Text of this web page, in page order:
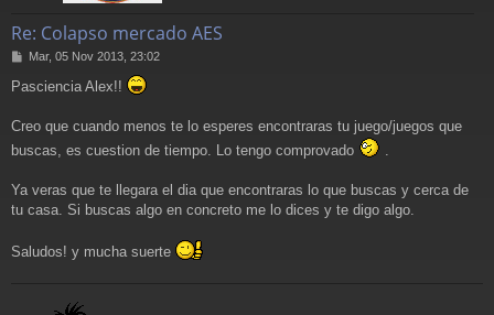
Re: Colapso mercado AES
M
n
a
e
Mar, 05 Nov 2013, 23:02
Pasciencia Alex!!
Creo que cuando menos te lo esperes encontraras tu juego/juegos que
buscas, es cuestion de tiempo. Lo tengo comprovado
Ya veras que te llegara el dia que encontraras lo que buscas y cerca de
tu casa. Si buscas algo en concreto me lo dices y te digo algo.
Saludos! y mucha suerte